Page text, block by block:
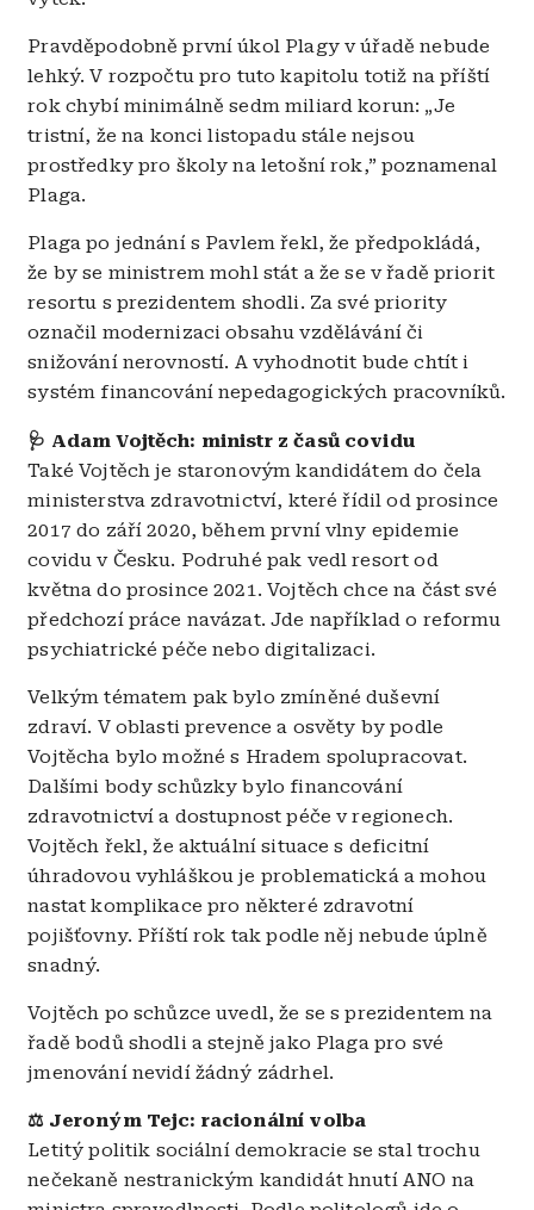
Pravděpodobně první úkol Plagy v úřadě nebude
lehký. V rozpočtu pro tuto kapitolu totiž na příští
rok chybí minimálně sedm miliard korun: „Je
tristní, že na konci listopadu stále nejsou
prostředky pro školy na letošní rok,” poznamenal
Plaga.
Plaga po jednání s Pavlem řekl, že předpokládá,
že by se ministrem mohl stát a že se v řadě priorit
resortu s prezidentem shodli. Za své priority
označil modernizaci obsahu vzdělávání či
snižování nerovností. A vyhodnotit bude chtít i
systém financování nepedagogických pracovníků.
🩺 Adam Vojtěch: ministr z časů covidu
Také Vojtěch je staronovým kandidátem do čela
ministerstva zdravotnictví, které řídil od prosince
2017 do září 2020, během první vlny epidemie
covidu v Česku. Podruhé pak vedl resort od
května do prosince 2021. Vojtěch chce na část své
předchozí práce navázat. Jde například o reformu
psychiatrické péče nebo digitalizaci.
Velkým tématem pak bylo zmíněné duševní
zdraví. V oblasti prevence a osvěty by podle
Vojtěcha bylo možné s Hradem spolupracovat.
Dalšími body schůzky bylo financování
zdravotnictví a dostupnost péče v regionech.
Vojtěch řekl, že aktuální situace s deficitní
úhradovou vyhláškou je problematická a mohou
nastat komplikace pro některé zdravotní
pojišťovny. Příští rok tak podle něj nebude úplně
snadný.
Vojtěch po schůzce uvedl, že se s prezidentem na
řadě bodů shodli a stejně jako Plaga pro své
jmenování nevidí žádný zádrhel.
⚖️ Jeroným Tejc: racionální volba
Letitý politik sociální demokracie se stal trochu
nečekaně nestranickým kandidát hnutí ANO na